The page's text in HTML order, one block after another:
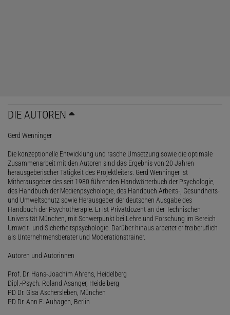
DIE AUTOREN
Gerd Wenninger
Die konzeptionelle Entwicklung und rasche Umsetzung sowie die optimale
Zusammenarbeit mit den Autoren sind das Ergebnis von 20 Jahren
herausgeberischer Tätigkeit des Projektleiters. Gerd Wenninger ist
Mitherausgeber des seit 1980 führenden Handwörterbuch der Psychologie,
des Handbuch der Medienpsychologie, des Handbuch Arbeits-, Gesundheits-
und Umweltschutz sowie Herausgeber der deutschen Ausgabe des
Handbuch der Psychotherapie. Er ist Privatdozent an der Technischen
Universität München, mit Schwerpunkt bei Lehre und Forschung im Bereich
Umwelt- und Sicherheitspsychologie. Darüber hinaus arbeitet er freiberuflich
als Unternehmensberater und Moderationstrainer.
Autoren und Autorinnen
Prof. Dr. Hans-Joachim Ahrens, Heidelberg
Dipl.-Psych. Roland Asanger, Heidelberg
PD Dr. Gisa Aschersleben, München
PD Dr. Ann E. Auhagen, Berlin